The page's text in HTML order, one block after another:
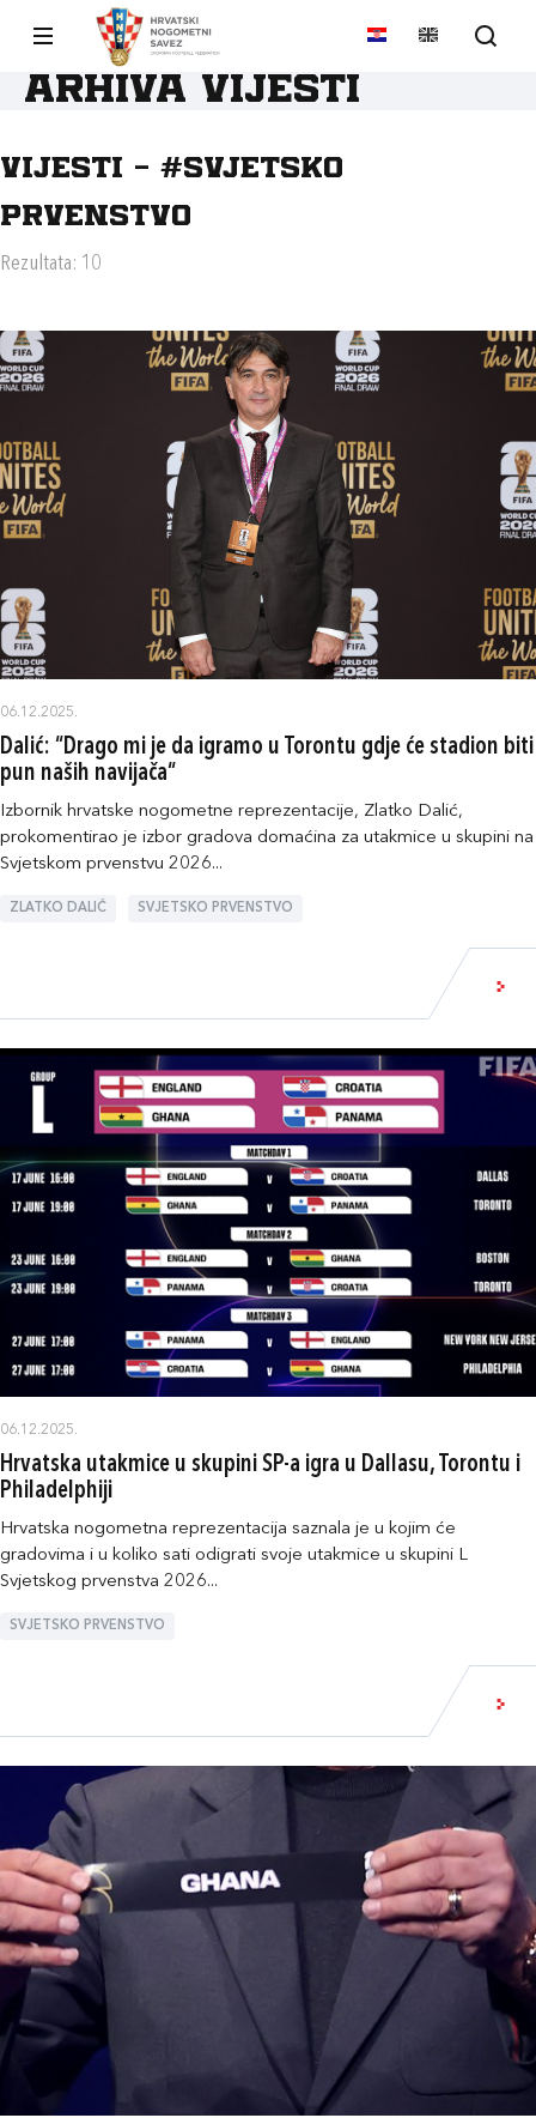
Arhiva vijesti
Vijesti - #SVJETSKO
PRVENSTVO
Rezultata: 10
06.12.2025.
Dalić: “Drago mi je da igramo u Torontu gdje će stadion biti
pun naših navijača“
Izbornik hrvatske nogometne reprezentacije, Zlatko Dalić,
prokomentirao je izbor gradova domaćina za utakmice u skupini na
Svjetskom prvenstvu 2026...
ZLATKO DALIĆ SVJETSKO PRVENSTVO
06.12.2025.
Hrvatska utakmice u skupini SP-a igra u Dallasu, Torontu i
Philadelphiji
Hrvatska nogometna reprezentacija saznala je u kojim će
gradovima i u koliko sati odigrati svoje utakmice u skupini L
Svjetskog prvenstva 2026...
SVJETSKO PRVENSTVO